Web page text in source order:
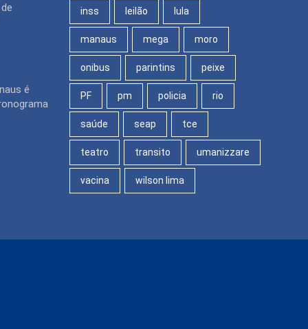
é
inss leilão lula
manaus mega moro
onibus parintins peixe
PF pm policia rio
saúde seap tce
teatro transito umanizzare
vacina wilson lima